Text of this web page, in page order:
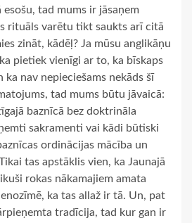
tad mums ir jāsaņem
rituāls varētu tikt saukts arī citā
zināt, kādēļ? Ja mūsu anglikāņu
pietiek vienīgi ar to, ka bīskaps
ka nav nepieciešams nekāds šī
tad mums būtu jāvaicā:
baznīcā bez doktrināla
sakramenti vai kādi būtiski
ordinācijas mācība un
tas apstāklis vien, ka Jaunajā
rokas nākamajiem amata
ka tas allaž ir tā. Un, pat
tradīcija, tad kur gan ir